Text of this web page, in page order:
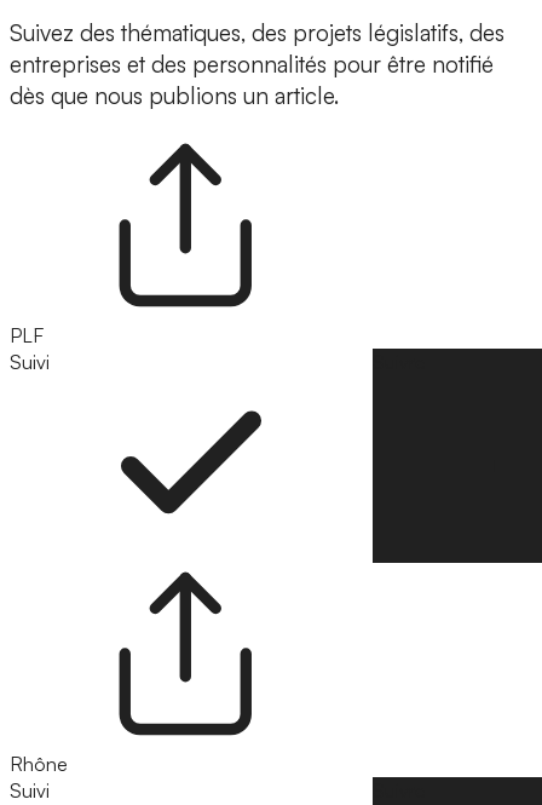
Suivez des thématiques, des projets législatifs, des
entreprises et des personnalités pour être notifié
dès que nous publions un article.
PLF
Suivi
Rhône
Suivi